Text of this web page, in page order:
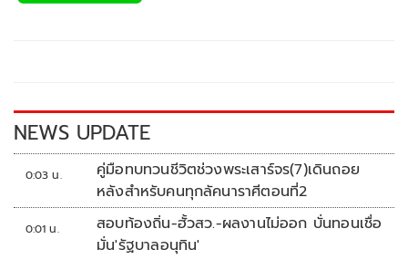
k k
NEWS UPDATE
0:03 น.
คู่มือทบทวนชีวิตช่วงพระเสาร์จร(7)เดินถอย
หลังสำหรับคนทุกลัคนาราศีตอนที่2
0:01 น.
สอบท้องถิ่น-ฮั้วสว.-ผลงานไม่ออก บั่นทอนเชื่อ
มั่น'รัฐบาลอนุทิน'